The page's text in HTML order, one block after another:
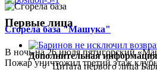
Сгорела база "Машука"
В ночь на 26 июля пятигорский
Пожар уничтожил третий этаж
Первые лица
Дополнительная информация
Цитата первого лица